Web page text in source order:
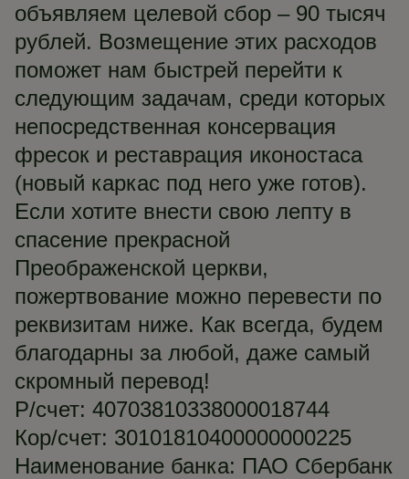
объявляем целевой сбор – 90 тысяч
рублей. Возмещение этих расходов
поможет нам быстрей перейти к
следующим задачам, среди которых
непосредственная консервация
фресок и реставрация иконостаса
(новый каркас под него уже готов).
Если хотите внести свою лепту в
спасение прекрасной
Преображенской церкви,
пожертвование можно перевести по
реквизитам ниже. Как всегда, будем
благодарны за любой, даже самый
скромный перевод!
Р/счет: 40703810338000018744
Кор/счет: 30101810400000000225
Наименование банка: ПАО Сбербанк